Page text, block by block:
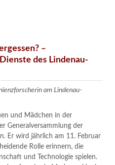
–
des Lindenau-
am Lindenau-
und Mädchen in der
Generalversammlung der
Er wird jährlich am 11. Februar
Rolle erinnern, die
und Technologie spielen.